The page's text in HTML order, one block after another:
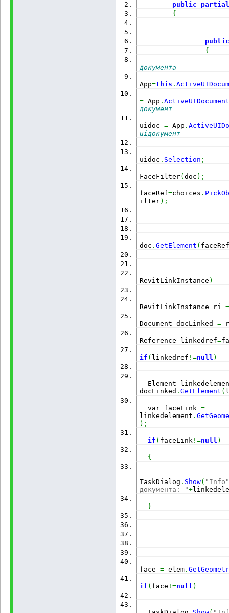
public
{
{
документа
App=this .
= App .
uidoc = App .
uiдокумент
uidoc . Selection ;
FaceFilter(doc ) ;
faceRef=choices .
ilter) ;
doc .GetElement (
RevitLinkInstance )
RevitLinkInstance ri
Document docLinked =
Reference linkedref=
if ( linkedref !=null )
Element
docLinked .GetElement (
var faceLink =
linkedelement .
) ;
if ( faceLink !=null )
{
TaskDialog . Show(
документа: "+
}
face = elem .
if ( face !=null )